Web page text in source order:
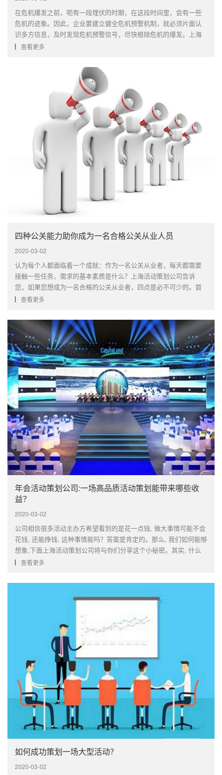
在危机爆发之前，呃有一段埋伏的时期，在这段时间里，会有一些
危机的迹象。因此，企业要建立健全危机预警机制，就必须片面认
识多方信息，及时发现危机预警信号，尽快根除危机的爆发。上海
活动策划公司通知您，这场公关危机通常是在一定的时间和空间内
查看更多
四种公关能力助你成为一名合格公关从业人员
2020-03-02
认为每个人都面临着一个成就：作为一名公关从业者，每天都需要
接触一些任务，需求的基本素质是什么？上海活动策划公司告诉
您，如果您想成为一名合格的公关从业者，四点是必不可少的。首
先是表达能力。 这可以说是一种基础人才，也是公关行业的重要人
沟通。 ···
查看更多
年会活动策划公司:一场高品质活动策划能带来哪些收
益？
2020-03-02
公司相信很多活动主办方希望看到的是花一点钱, 做大事情可能不会
花钱, 还能挣钱, 这种事情能吗？答案是肯定的。那么, 我们如何能够
想象,下面上海活动策划公司将与你们分享这个小秘密。其实, 什么
样的活动物有所值？总之, 我们要求我自己的利润取得有限的进展,
查看更多
如何成功策划一场大型活动？
2020-03-02